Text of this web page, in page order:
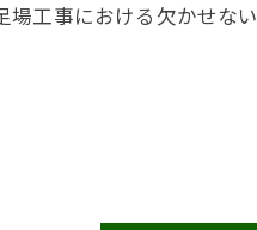
工事における欠かせな